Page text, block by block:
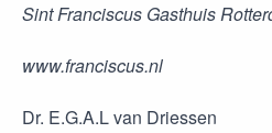
Sint Franciscus Gasthuis
www.franciscus.nl
Dr. E.G.A.L van Driessen